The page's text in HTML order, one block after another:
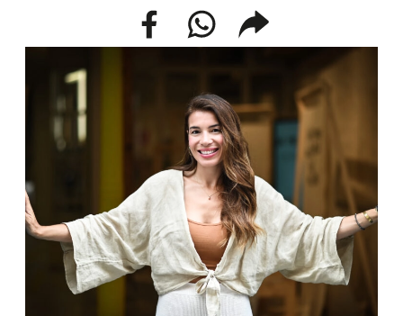
facebookwhatsappcompartir
enlace